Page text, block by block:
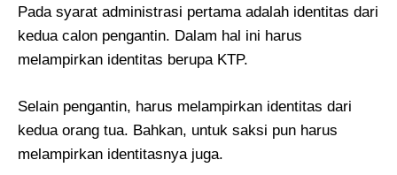
Pada syarat administrasi pertama adalah identitas dari
kedua calon pengantin. Dalam hal ini harus
melampirkan identitas berupa KTP.
Selain pengantin, harus melampirkan identitas dari
kedua orang tua. Bahkan, untuk saksi pun harus
melampirkan identitasnya juga.